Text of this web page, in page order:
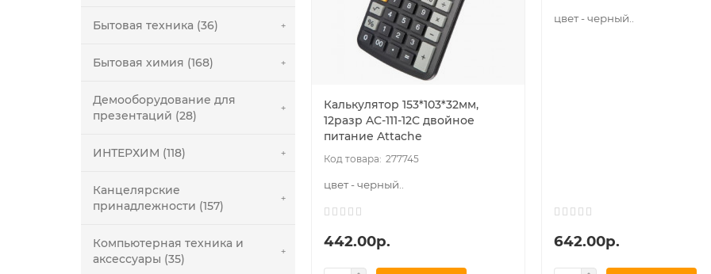
Бытовая техника (36)
Бытовая химия (168)
Демооборудование для
презентаций (28)
ИНТЕРХИМ (118)
Канцелярские
принадлежности (157)
Компьютерная техника и
аксессуары (35)
Калькулятор 153*103*32мм,
12разр AC-111-12С двойное
питание Attache
277745
цвет - черный..
442.00р.
цвет - черный..
642.00р.